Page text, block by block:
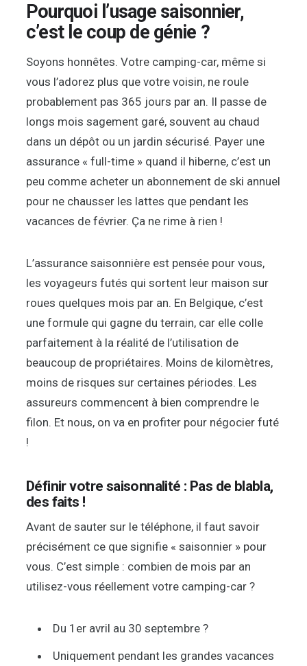
Pourquoi l’usage saisonnier,
c’est le coup de génie ?
Soyons honnêtes. Votre camping-car, même si
vous l’adorez plus que votre voisin, ne roule
probablement pas 365 jours par an. Il passe de
longs mois sagement garé, souvent au chaud
dans un dépôt ou un jardin sécurisé. Payer une
assurance « full-time » quand il hiberne, c’est un
peu comme acheter un abonnement de ski annuel
pour ne chausser les lattes que pendant les
vacances de février. Ça ne rime à rien !
L’assurance saisonnière est pensée pour vous,
les voyageurs futés qui sortent leur maison sur
roues quelques mois par an. En Belgique, c’est
une formule qui gagne du terrain, car elle colle
parfaitement à la réalité de l’utilisation de
beaucoup de propriétaires. Moins de kilomètres,
moins de risques sur certaines périodes. Les
assureurs commencent à bien comprendre le
filon. Et nous, on va en profiter pour négocier futé
!
Définir votre saisonnalité : Pas de blabla,
des faits !
Avant de sauter sur le téléphone, il faut savoir
précisément ce que signifie « saisonnier » pour
vous. C’est simple : combien de mois par an
utilisez-vous réellement votre camping-car ?
Du 1er avril au 30 septembre ?
Uniquement pendant les grandes vacances